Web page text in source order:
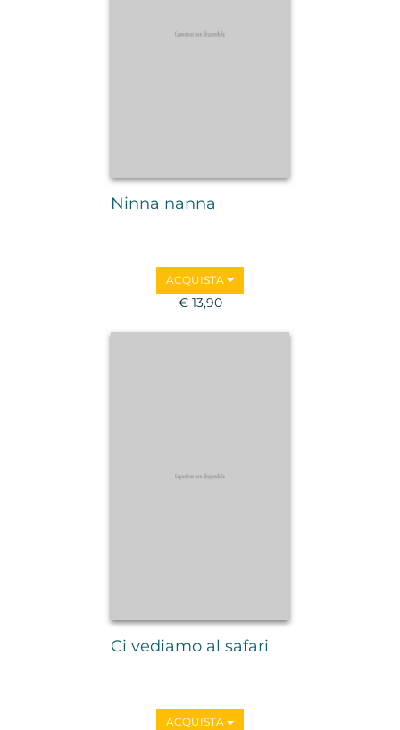
Ninna nanna
ACQUISTA
€ 13,90
Ci vediamo al safari
ACQUISTA